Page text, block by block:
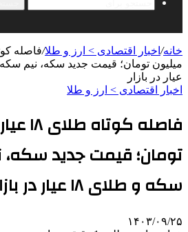
خانه/ اخبار اقتصادی > ارز و طلا/
عیار در بازار
اخبار اقتصادی > ارز و طلا
تومان؛ قیمت جدید سکه،
سکه و طلای ۱۸ عیار در بازار
۱۴۰۳/۰۹/۲۵